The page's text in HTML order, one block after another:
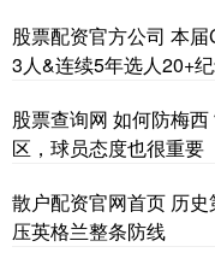
股票配资官方公司 本
3人&连续5年选人20+
股票查询网 如何防梅
区，球员态度也很重要
散户配资官网首页 历
压英格兰整条防线